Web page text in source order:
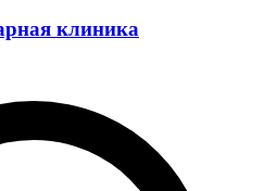
клиника